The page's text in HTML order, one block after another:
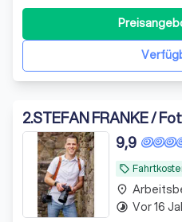
2.STEFAN FRANKE /
local_offer
9,9
place
timelapse Vor 16